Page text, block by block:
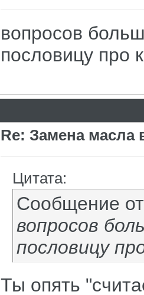
вопросов
пословицу про
Re: Замена масла
Цитата:
Сообщение
вопросов
пословицу
Ты опять